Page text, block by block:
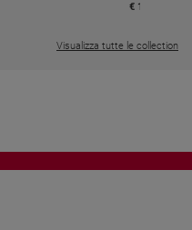
€ 18,50
Visualizza tutte le collection